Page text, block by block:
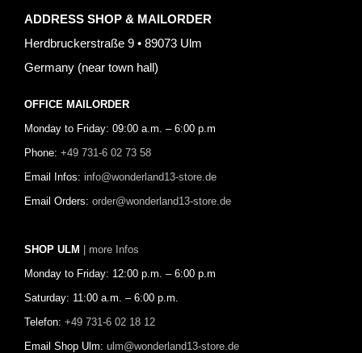
ADDRESS SHOP & MAILORDER
Herdbruckerstraße 9 • 89073 Ulm
Germany (near town hall)
OFFICE MAILORDER
Monday to Friday: 09:00 a.m. – 6:00 p.m
Phone: +49 731-6 02 73 58
Email Infos: info@wonderland13-store.de
Email Orders: order@wonderland13-store.de
SHOP ULM | more Infos
Monday to Friday: 12:00 p.m. – 6:00 p.m
Saturday: 11:00 a.m. – 6:00 p.m.
Telefon: +49 731-6 02 18 12
Email Shop Ulm: ulm@wonderland13-store.de